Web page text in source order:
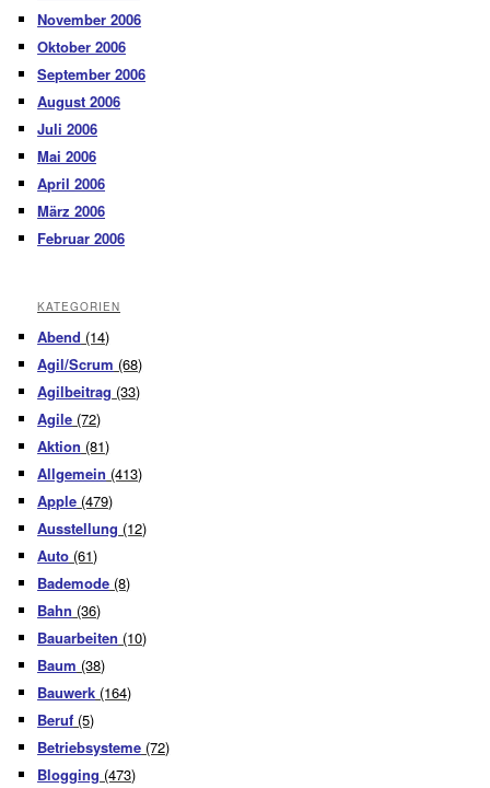
November 2006
Oktober 2006
September 2006
August 2006
Juli 2006
Mai 2006
April 2006
März 2006
Februar 2006
KATEGORIEN
Abend (14)
Agil/Scrum (68)
Agilbeitrag (33)
Agile (72)
Aktion (81)
Allgemein (413)
Apple (479)
Ausstellung (12)
Auto (61)
Bademode (8)
Bahn (36)
Bauarbeiten (10)
Baum (38)
Bauwerk (164)
Beruf (5)
Betriebsysteme (72)
Blogging (473)